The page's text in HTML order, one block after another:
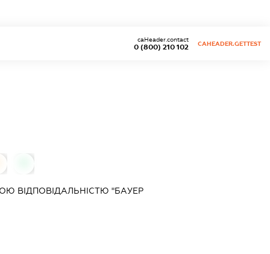
0 (800) 210 102
caHeader.contact
CAHEADER.GETTEST
ВІДПОВІДАЛЬНІСТЮ "БАУЕР